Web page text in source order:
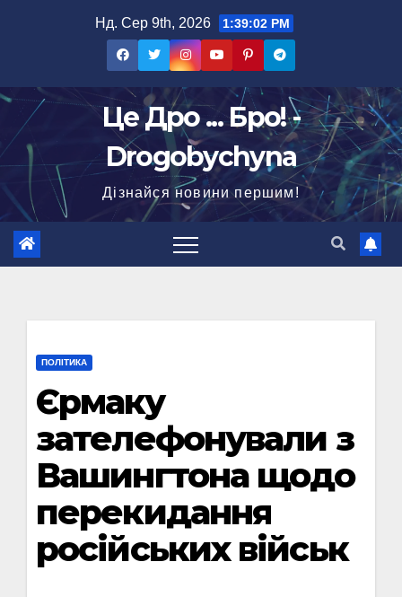
Нд. Сер 9th, 2026 1:39:03 PM
Це Дро ... Бро! -
Drogobychyna
Дізнайся новини першим!
ПОЛІТИКА
Єрмаку
зателефонували з
Вашингтона щодо
перекидання
російських військ